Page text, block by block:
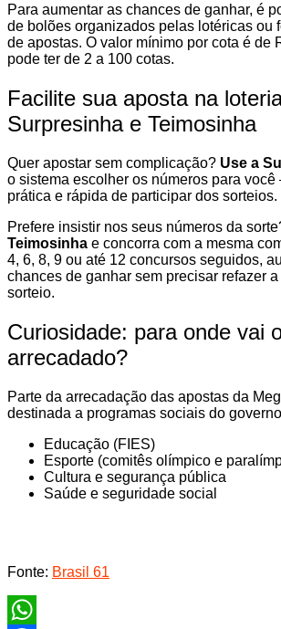
Para aumentar as chances de ganhar, é
de bolões organizados pelas lotéricas ou
de apostas. O valor mínimo por cota é de
pode ter de 2 a 100 cotas.
Facilite sua aposta na
Surpresinha e Teimosinha
Quer apostar sem complicação? Use a
o sistema escolher os números para
prática e rápida de participar dos sorteios.
Prefere insistir nos seus números da
Teimosinha e concorra com a mesma
4, 6, 8, 9 ou até 12 concursos seguidos,
chances de ganhar sem precisar refazer
sorteio.
Curiosidade: para onde vai
arrecadado?
Parte da arrecadação das apostas da
destinada a programas sociais do
Educação (FIES)
Esporte (comitês olímpico e
Cultura e segurança pública
Saúde e seguridade social
Fonte: Brasil 61